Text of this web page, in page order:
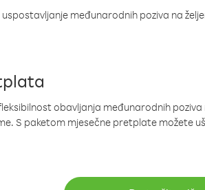
međunarodnih poziva na
obavljanja međunarodnih
S paketom mjesečne pretplate možete